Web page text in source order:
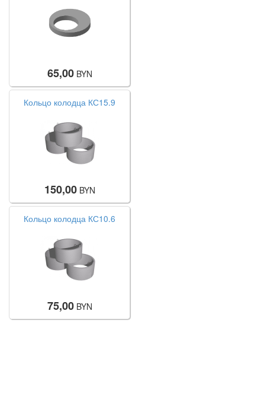
65,00BYN
Кольцо колодца КС15.9
150,00BYN
Кольцо колодца КС10.6
75,00BYN